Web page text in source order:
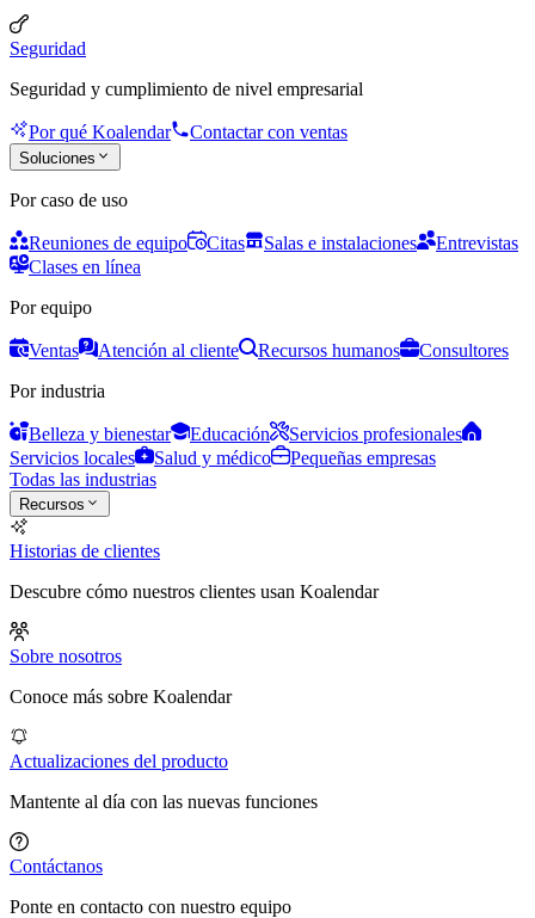
Seguridad
Seguridad y cumplimiento de nivel empresarial
Por qué Koalendar Contactar con ventas
Soluciones
Por caso de uso
Reuniones de equipo Citas Salas e instalaciones
Entrevistas
Clases en línea
Por equipo
Ventas Atención al cliente Recursos humanos
Consultores
Por industria
Belleza y bienestar Educación
Servicios profesionales
Servicios locales
Salud y médico
Pequeñas empresas
Todas las industrias
Recursos
Historias de clientes
Descubre cómo nuestros clientes usan Koalendar
Sobre nosotros
Conoce más sobre Koalendar
Actualizaciones del producto
Mantente al día con las nuevas funciones
Contáctanos
Ponte en contacto con nuestro equipo